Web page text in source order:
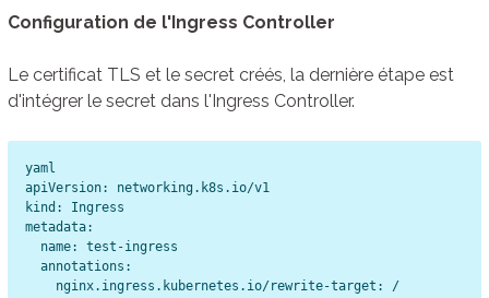
Configuration de l'Ingress Controller
Le certificat TLS et le secret créés, la dernière étape est
d'intégrer le secret dans l'Ingress Controller.
yaml
apiVersion: networking.k8s.io/v1
kind: Ingress
metadata:
  name: test-ingress
  annotations:
    nginx.ingress.kubernetes.io/rewrite-target: /